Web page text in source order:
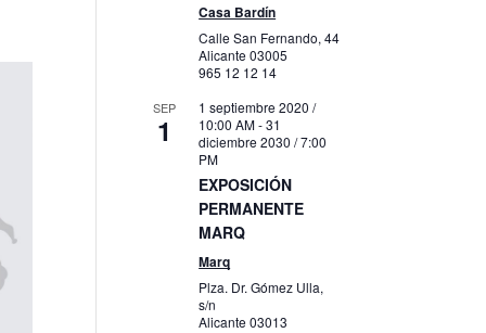
Casa Bardín
Calle San Fernando, 44
Alicante03005
965 12 12 14
SEP
1
1 septiembre 2020 /
10:00 AM-31
diciembre 2030 / 7:00
PM
EXPOSICIÓN
PERMANENTE
MARQ
Marq
Plza. Dr. Gómez Ulla,
s/n
Alicante03013